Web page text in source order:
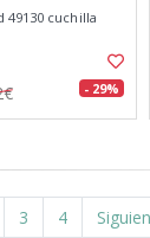
49130 cuchilla
- 29%
3 4